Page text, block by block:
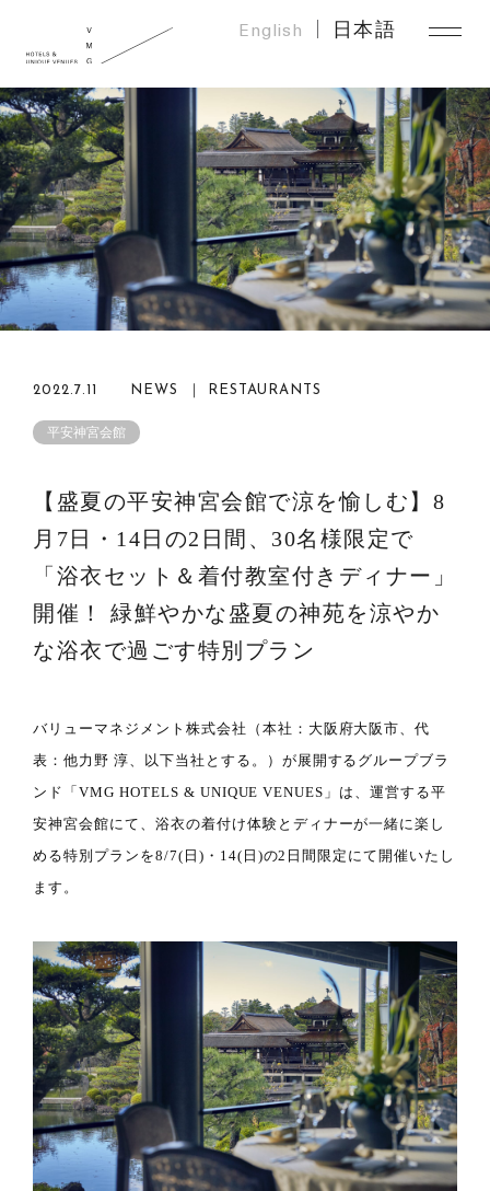
English 日本語
2022.7.11 NEWS ｜ RESTAURANTS
平安神宮会館
【盛夏の平安神宮会館で涼を愉しむ】8
月7日・14日の2日間、30名様限定で
「浴衣セット＆着付教室付きディナー」
開催！ 緑鮮やかな盛夏の神苑を涼やか
な浴衣で過ごす特別プラン
バリューマネジメント株式会社（本社：大阪府大阪市、代
表：他力野 淳、以下当社とする。）が展開するグループブラ
ンド「VMG HOTELS & UNIQUE VENUES」は、運営する平
安神宮会館にて、浴衣の着付け体験とディナーが一緒に楽し
める特別プランを8/7(日)・14(日)の2日間限定にて開催いたし
ます。